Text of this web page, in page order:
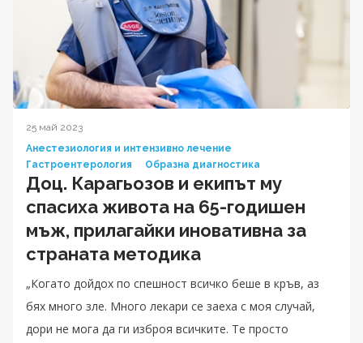
25 май 2023
Анестезиология и интензивно лечение
Гастроентерология
Образна диагностика
Доц. Карагьозов и екипът му
спасиха живота на 65-годишен
мъж, прилагайки иновативна за
страната методика
„Когато дойдох по спешност всичко беше в кръв, аз
бях много зле. Много лекари се заеха с моя случай,
дори не мога да ги изброя всичките. Те просто